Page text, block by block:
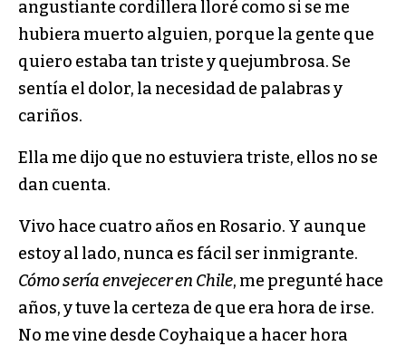
angustiante cordillera lloré como si se me
hubiera muerto alguien, porque la gente que
quiero estaba tan triste y quejumbrosa. Se
sentía el dolor, la necesidad de palabras y
cariños.
Ella me dijo que no estuviera triste, ellos no se
dan cuenta.
Vivo hace cuatro años en Rosario. Y aunque
estoy al lado, nunca es fácil ser inmigrante.
Cómo sería envejecer en Chile, me pregunté hace
años, y tuve la certeza de que era hora de irse.
No me vine desde Coyhaique a hacer hora